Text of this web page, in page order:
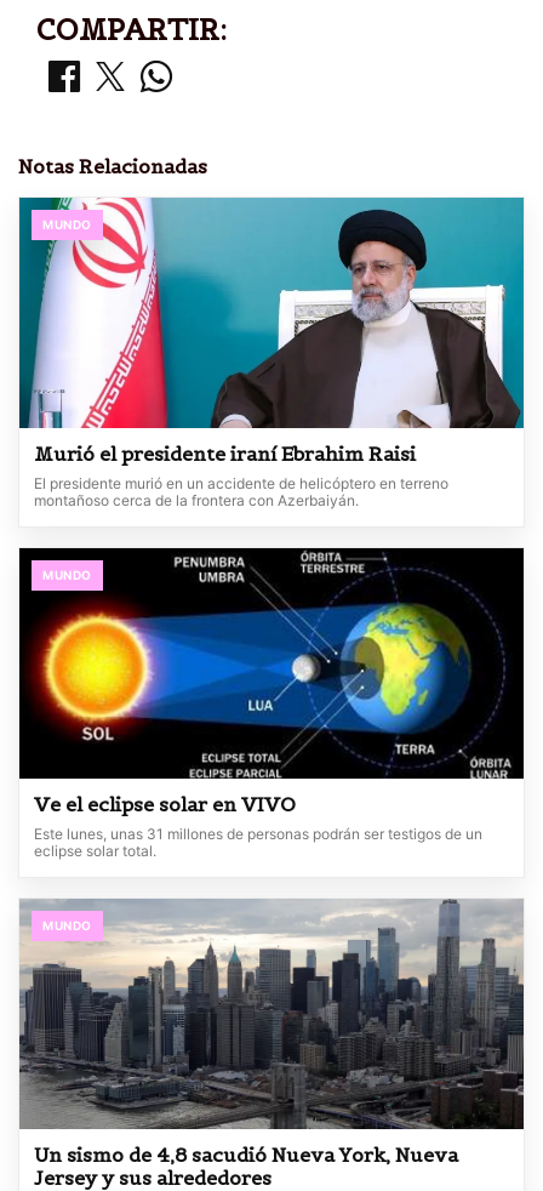
COMPARTIR:
Notas Relacionadas
MUNDO
Murió el presidente iraní Ebrahim Raisi
El presidente murió en un accidente de helicóptero en terreno
montañoso cerca de la frontera con Azerbaiyán.
MUNDO
Ve el eclipse solar en VIVO
Este lunes, unas 31 millones de personas podrán ser testigos de un
eclipse solar total.
MUNDO
Un sismo de 4,8 sacudió Nueva York, Nueva
Jersey y sus alrededores